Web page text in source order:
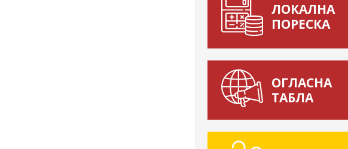
ЛОКАЛНА
ПОРЕСКА
ОГЛАСНА
ТАБЛА